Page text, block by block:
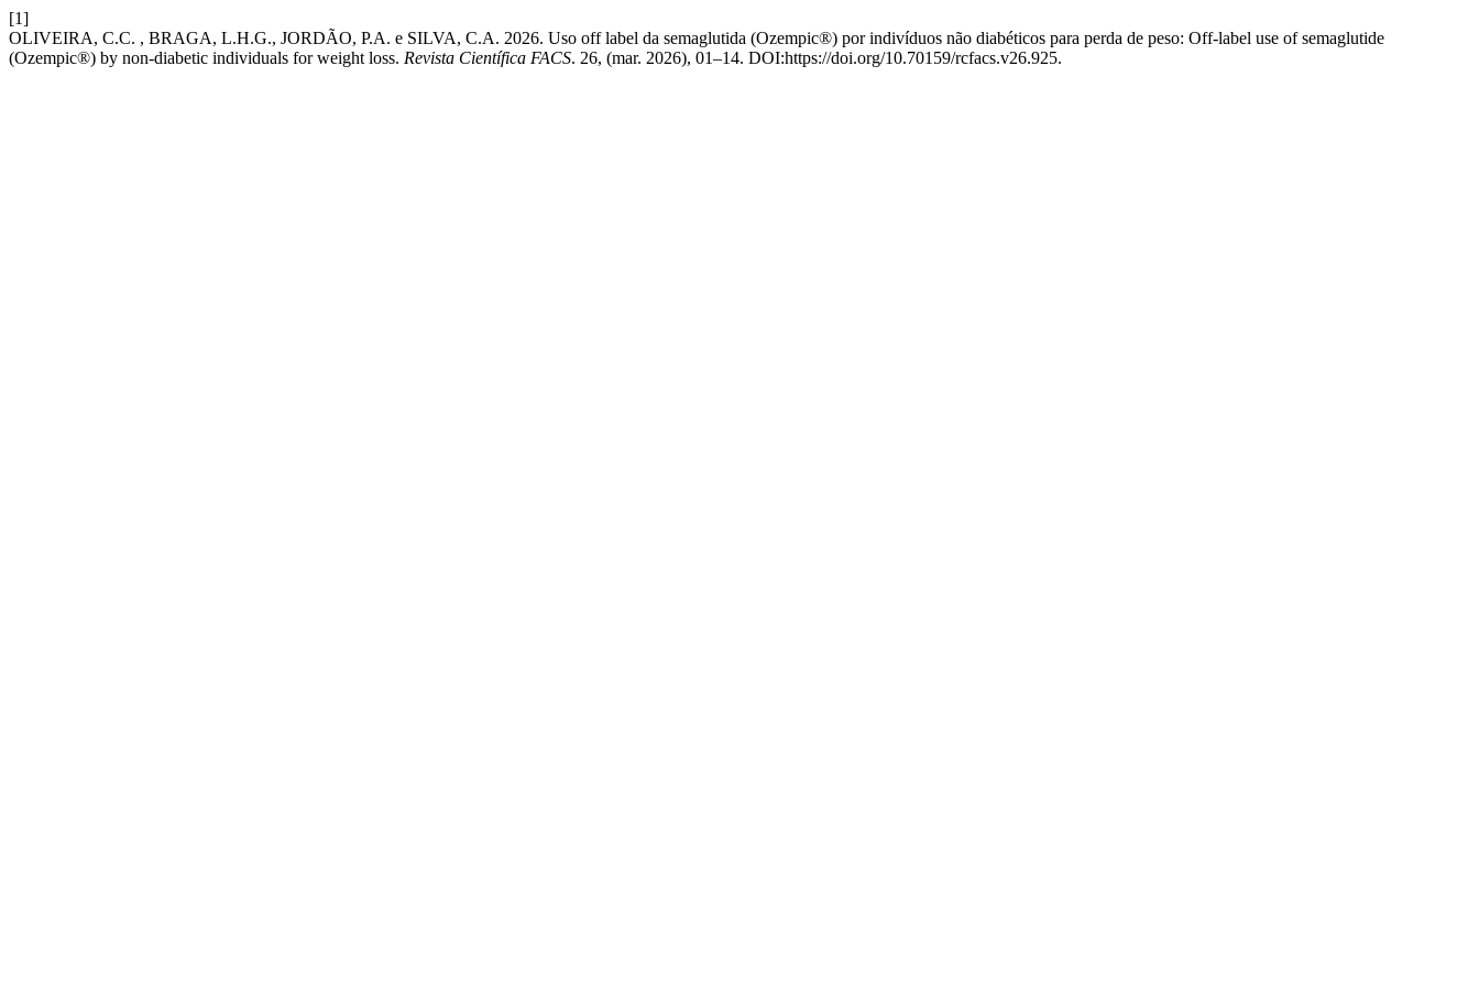
[1]
OLIVEIRA, C.C. , BRAGA, L.H.G., JORDÃO, P.A. e SILVA, C.A. 2026. Uso off label da semaglutida (Ozempic®) por indivíduos não diabéticos para perda de peso: Off-label use of semaglutide
(Ozempic®) by non-diabetic individuals for weight loss. Revista Científica FACS. 26, (mar. 2026), 01–14. DOI:https://doi.org/10.70159/rcfacs.v26.925.